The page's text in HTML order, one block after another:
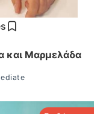
και Μαρμελάδα